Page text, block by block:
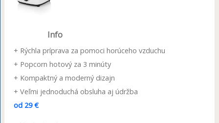
Info
+ Rýchla príprava za pomoci horúceho vzduchu
+ Popcorn hotový za 3 minúty
+ Kompaktný a moderný dizajn
+ Veľmi jednoduchá obsluha aj údržba
od 29 €